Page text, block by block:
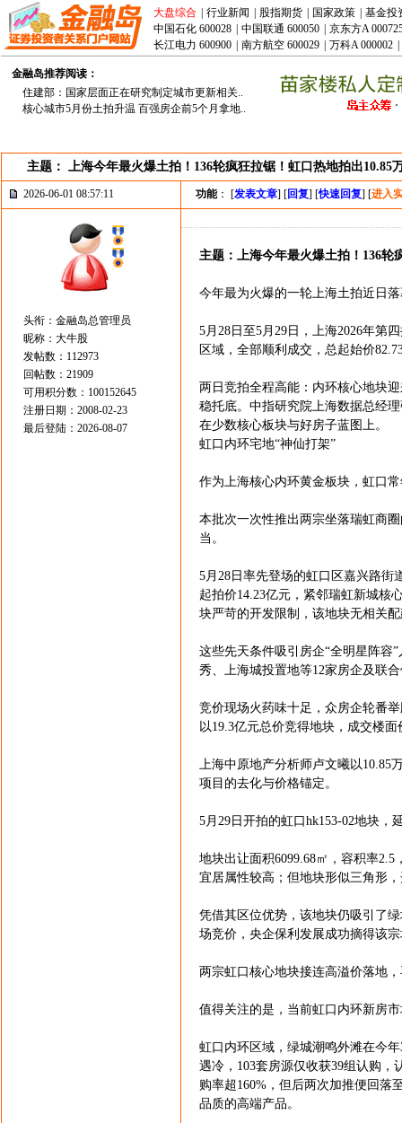
大盘综合 行业新闻 股指期货 国家政策
基金投
中国石化 600028
中国联通 600050
京东方A
长江电力 600900
南方航空 600029 万科A 000002
金融岛推荐阅读：
住建部：国家层面正在研究制定城市更新相关..
核心城市5月份土拍升温 百强房企前5个月拿地..
主题： 上海今年最火爆土拍！136轮疯狂拉锯！虹口热地拍出10.85
2026-06-01 08:57:11 功能： [发表文章] [回复] [快速回复] [进入
头衔：金融岛总管理员
昵称：大牛股
发帖数：112973
回帖数：21909
可用积分数：100152645
注册日期：2008-02-23
最后登陆：2026-08-07
主题：上海今年最火爆土拍！136轮
今年最为火爆的一轮上海土拍近日
5月28日至5月29日，上海2026年第
区域，全部顺利成交，总起始价
两日竞拍全程高能：内环核心地块
稳托底。中指研究院上海数据总经
在少数核心板块与好房子蓝图上。
虹口内环宅地“神仙打架”
作为上海核心内环黄金板块，虹口
本批次一次性推出两宗坐落瑞虹商
当。
5月28日率先登场的虹口区嘉兴路街
起拍价14.23亿元，紧邻瑞虹新城核
块严苛的开发限制，该地块无相关
这些先天条件吸引房企“全明星阵容
秀、上海城投置地等12家房企及联
竞价现场火药味十足，众房企轮番
以19.3亿元总价竞得地块，成交楼
上海中原地产分析师卢文曦以10.85
项目的去化与价格锚定。
5月29日开拍的虹口hk153-02地块，
地块出让面积6099.68㎡，容积率
宜居属性较高；但地块形似三角形
凭借其区位优势，该地块仍吸引了
场竞价，央企保利发展成功摘得该
两宗虹口核心地块接连高溢价落地
值得关注的是，当前虹口内环新房
虹口内环区域，绿城潮鸣外滩在今
遇冷，103套房源仅收获39组认购
购率超160%，但后两次加推便回落
品质的高端产品。